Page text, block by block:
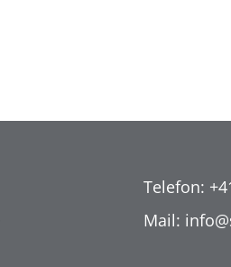
Telefon:
Mail: